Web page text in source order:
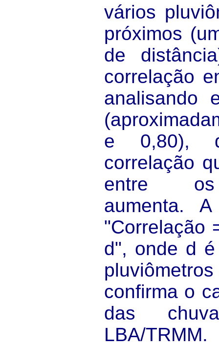
vários
próximos
de
correlação
analisando
e 0,80),
correlação
entre os
aumenta.
"Correlação
d", onde d
confirma o
das
LBA/TRMM.